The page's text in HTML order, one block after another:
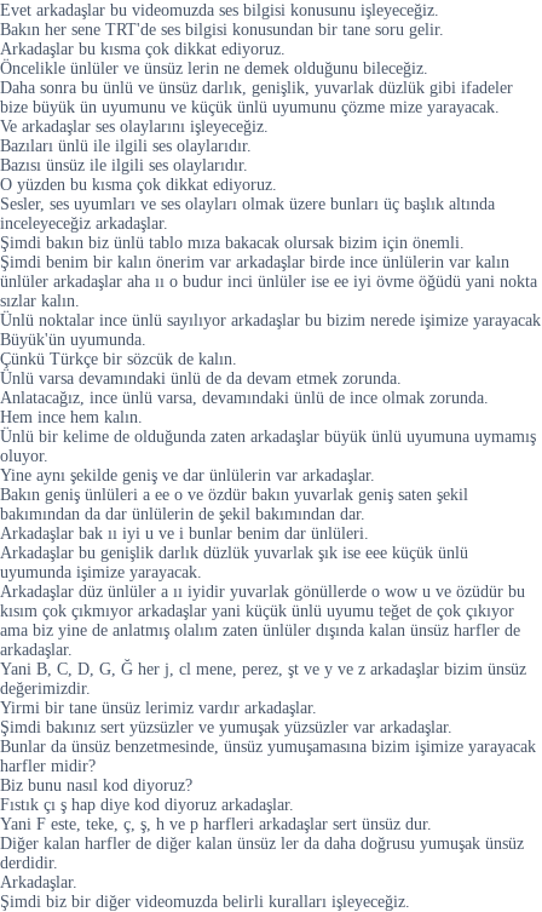
Evet arkadaşlar bu videomuzda ses bilgisi konusunu işleyeceğiz.
Bakın her sene TRT'de ses bilgisi konusundan bir tane soru gelir.
Arkadaşlar bu kısma çok dikkat ediyoruz.
Öncelikle ünlüler ve ünsüz lerin ne demek olduğunu bileceğiz.
Daha sonra bu ünlü ve ünsüz darlık, genişlik, yuvarlak düzlük gibi ifadeler
bize büyük ün uyumunu ve küçük ünlü uyumunu çözme mize yarayacak.
Ve arkadaşlar ses olaylarını işleyeceğiz.
Bazıları ünlü ile ilgili ses olaylarıdır.
Bazısı ünsüz ile ilgili ses olaylarıdır.
O yüzden bu kısma çok dikkat ediyoruz.
Sesler, ses uyumları ve ses olayları olmak üzere bunları üç başlık altında
inceleyeceğiz arkadaşlar.
Şimdi bakın biz ünlü tablo mıza bakacak olursak bizim için önemli.
Şimdi benim bir kalın önerim var arkadaşlar birde ince ünlülerin var kalın
ünlüler arkadaşlar aha ıı o budur inci ünlüler ise ee iyi övme öğüdü yani nokta
sızlar kalın.
Ünlü noktalar ince ünlü sayılıyor arkadaşlar bu bizim nerede işimize yarayacak
Büyük'ün uyumunda.
Çünkü Türkçe bir sözcük de kalın.
Ünlü varsa devamındaki ünlü de da devam etmek zorunda.
Anlatacağız, ince ünlü varsa, devamındaki ünlü de ince olmak zorunda.
Hem ince hem kalın.
Ünlü bir kelime de olduğunda zaten arkadaşlar büyük ünlü uyumuna uymamış
oluyor.
Yine aynı şekilde geniş ve dar ünlülerin var arkadaşlar.
Bakın geniş ünlüleri a ee o ve özdür bakın yuvarlak geniş saten şekil
bakımından da dar ünlülerin de şekil bakımından dar.
Arkadaşlar bak ıı iyi u ve i bunlar benim dar ünlüleri.
Arkadaşlar bu genişlik darlık düzlük yuvarlak şık ise eee küçük ünlü
uyumunda işimize yarayacak.
Arkadaşlar düz ünlüler a ıı iyidir yuvarlak gönüllerde o wow u ve özüdür bu
kısım çok çıkmıyor arkadaşlar yani küçük ünlü uyumu teğet de çok çıkıyor
ama biz yine de anlatmış olalım zaten ünlüler dışında kalan ünsüz harfler de
arkadaşlar.
Yani B, C, D, G, Ğ her j, cl mene, perez, şt ve y ve z arkadaşlar bizim ünsüz
değerimizdir.
Yirmi bir tane ünsüz lerimiz vardır arkadaşlar.
Şimdi bakınız sert yüzsüzler ve yumuşak yüzsüzler var arkadaşlar.
Bunlar da ünsüz benzetmesinde, ünsüz yumuşamasına bizim işimize yarayacak
harfler midir?
Biz bunu nasıl kod diyoruz?
Fıstık çı ş hap diye kod diyoruz arkadaşlar.
Yani F este, teke, ç, ş, h ve p harfleri arkadaşlar sert ünsüz dur.
Diğer kalan harfler de diğer kalan ünsüz ler da daha doğrusu yumuşak ünsüz
derdidir.
Arkadaşlar.
Şimdi biz bir diğer videomuzda belirli kuralları işleyeceğiz.